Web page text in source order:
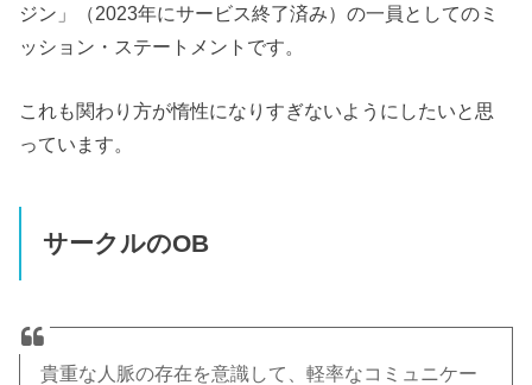
ジン」（2023年にサービス終了済み）の一員としてのミ
ッション・ステートメントです。
これも関わり方が惰性になりすぎないようにしたいと思
っています。
サークルのOB
貴重な人脈の存在を意識して、軽率なコミュニケー